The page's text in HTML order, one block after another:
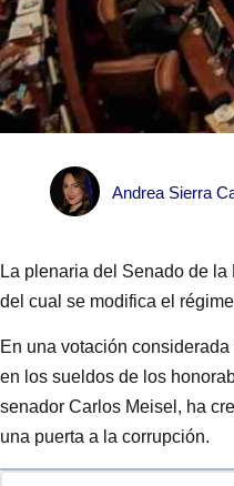
Andrea Sierra
La plenaria del Senado de
del cual se modifica el
En una votación
en los sueldos de los
senador Carlos Meisel, ha
una puerta a la corrupción.